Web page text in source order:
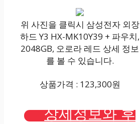
위 사진을 클릭시 삼성전자 외장
하드 Y3 HX-MK10Y39 + 파우치,
2048GB, 오로라 레드 상세 정보
를 볼 수 있습니다.
상품가격 : 123,300원
상세정보와 후